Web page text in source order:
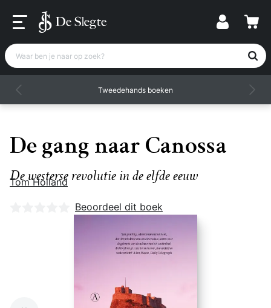
Waar ben je naar op zoek?
Tweedehands boeken
De gang naar Canossa
De westerse revolutie in de elfde eeuw
Tom Holland
Nog geen beoordelingen
Beoordeel dit boek
Zet op verlanglijst